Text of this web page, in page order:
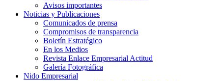
Avisos importantes
Noticias y Publicaciones
Comunicados de prensa
Compromisos de transparencia
Boletín Estratégico
En los Medios
Revista Enlace Empresarial Actitud
Galería Fotográfica
Nido Empresarial